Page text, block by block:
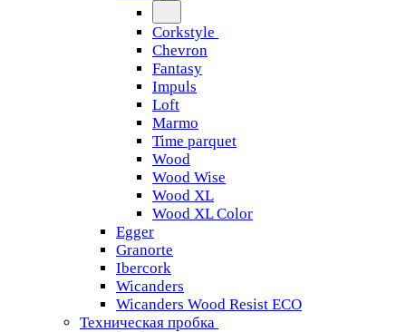
Corkstyle
Chevron
Fantasy
Impuls
Loft
Marmo
Time parquet
Wood
Wood Wise
Wood XL
Wood XL Color
Egger
Granorte
Ibercork
Wicanders
Wicanders Wood Resist ECO
Техническая пробка